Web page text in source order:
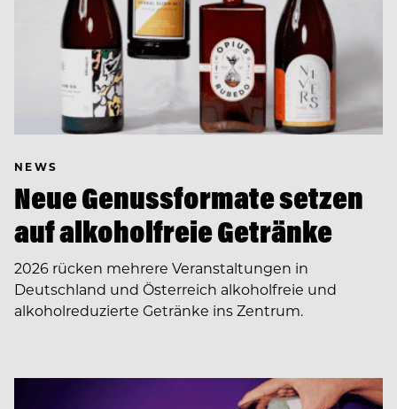
NEWS
Neue Genussformate setzen
auf alkoholfreie Getränke
2026 rücken mehrere Veranstaltungen in
Deutschland und Österreich alkoholfreie und
alkoholreduzierte Getränke ins Zentrum.